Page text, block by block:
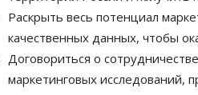
Раскрыть весь потенциал
качественных данных, чтобы
Договориться о
маркетинговых исследований,